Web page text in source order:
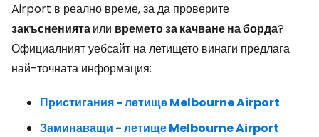
Airport в реално време, за да проверите
закъснениятаили времето за качване на борда?
Официалният уебсайт на летището винаги предлага
най-точната информация:
Пристигания - летище Melbourne Airport
Заминаващи - летище Melbourne Airport